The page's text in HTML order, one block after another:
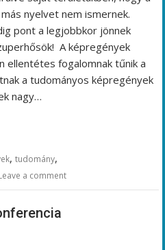
nyelvet nem ismernek.
pont a legjobbkor jönnek
A képregények
ellentétes fogalomnak tűnik a
a tudományos képregények
nagy…
,tudomány,
a comment